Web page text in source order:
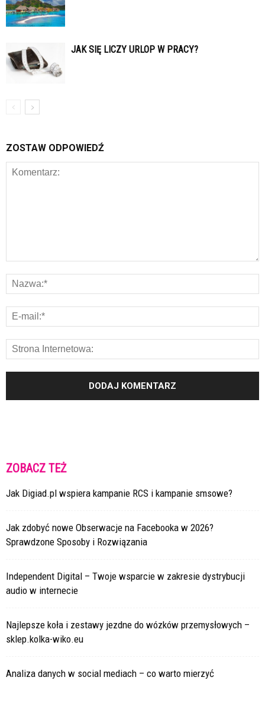
JAK SIĘ LICZY URLOP W PRACY?
ZOSTAW ODPOWIEDŹ
ZOBACZ TEŻ
Jak Digiad.pl wspiera kampanie RCS i kampanie smsowe?
Jak zdobyć nowe Obserwacje na Facebooka w 2026?
Sprawdzone Sposoby i Rozwiązania
Independent Digital – Twoje wsparcie w zakresie dystrybucji
audio w internecie
Najlepsze koła i zestawy jezdne do wózków przemysłowych –
sklep.kolka-wiko.eu
Analiza danych w social mediach – co warto mierzyć